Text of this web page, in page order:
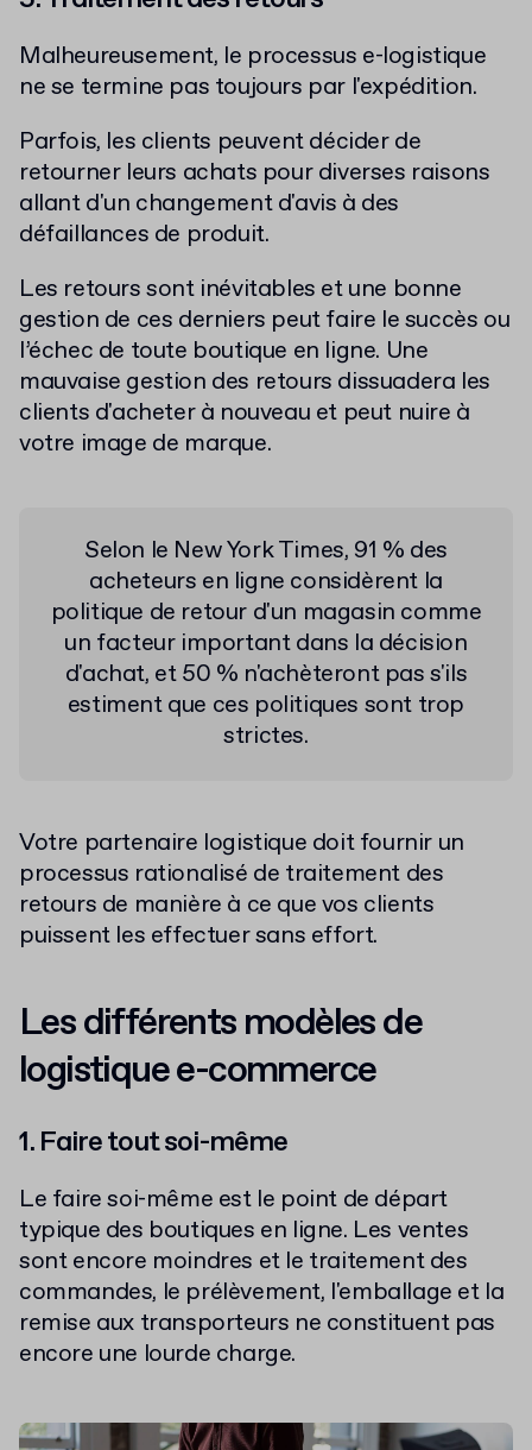
Malheureusement, le processus e-logistique
ne se termine pas toujours par l'expédition.
Parfois, les clients peuvent décider de
retourner leurs achats pour diverses raisons
allant d'un changement d'avis à des
défaillances de produit.
Les retours sont inévitables et une bonne
gestion de ces derniers peut faire le succès ou
l’échec de toute boutique en ligne. Une
mauvaise gestion des retours dissuadera les
clients d'acheter à nouveau et peut nuire à
votre image de marque.
Selon le New York Times, 91 % des
acheteurs en ligne considèrent la
politique de retour d'un magasin comme
un facteur important dans la décision
d'achat, et 50 % n'achèteront pas s'ils
estiment que ces politiques sont trop
strictes.
Votre partenaire logistique doit fournir un
processus rationalisé de traitement des
retours de manière à ce que vos clients
puissent les effectuer sans effort.
Les différents modèles de
logistique e-commerce
1. Faire tout soi-même
Le faire soi-même est le point de départ
typique des boutiques en ligne. Les ventes
sont encore moindres et le traitement des
commandes, le prélèvement, l'emballage et la
remise aux transporteurs ne constituent pas
encore une lourde charge.